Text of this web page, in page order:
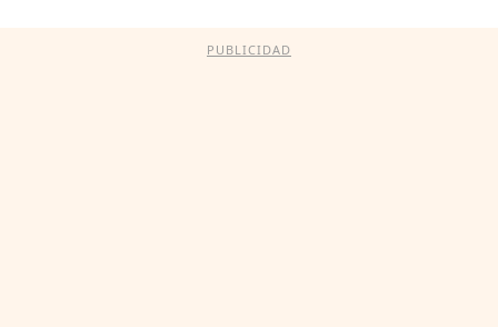
PUBLICIDAD